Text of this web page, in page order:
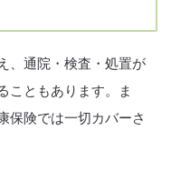
、通院・検査・処置が
こともあります。ま
保険では一切カバーさ